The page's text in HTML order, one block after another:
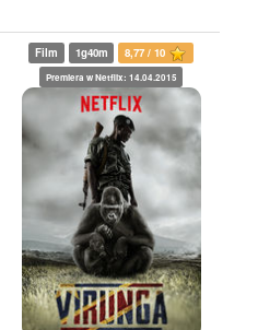
Film 1g40m 8,77 / 10
Premiera w Netflix: 14.04.2015